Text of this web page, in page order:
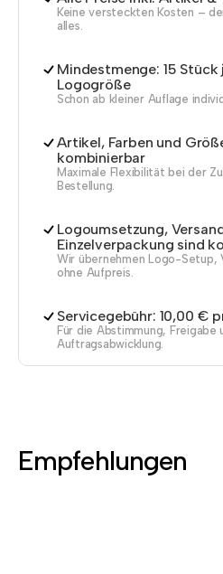
Keine versteckten Kosten –
alles.
Mindestmenge: 15
Logogröße
Schon ab kleiner Auflage
Artikel, Farben und
kombinierbar
Maximale Flexibilität bei der
Bestellung.
Logoumsetzung,
Einzelverpackung sind
Wir übernehmen Logo-Setup,
ohne Aufpreis.
Servicegebühr: 10,00 €
Für die Abstimmung,
Auftragsabwicklung.
Empfehlungen